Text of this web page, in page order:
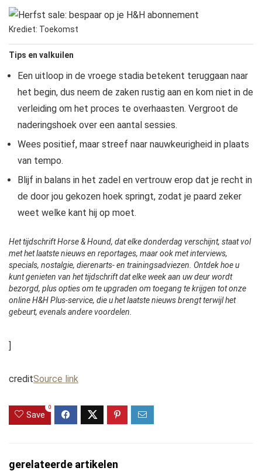
Krediet: Toekomst
Tips en valkuilen
Een uitloop in de vroege stadia betekent teruggaan naar
het begin, dus neem de zaken rustig aan en kom niet in de
verleiding om het proces te overhaasten. Vergroot de
naderingshoek over een aantal sessies.
Wees positief, maar streef naar nauwkeurigheid in plaats
van tempo.
Blijf in balans in het zadel en vertrouw erop dat je recht in
de door jou gekozen hoek springt, zodat je paard zeker
weet welke kant hij op moet.
Het tijdschrift Horse & Hound, dat elke donderdag verschijnt, staat vol
met het laatste nieuws en reportages, maar ook met interviews,
specials, nostalgie, dierenarts- en trainingsadviezen. Ontdek hoe u
kunt genieten van het tijdschrift dat elke week aan uw deur wordt
bezorgd, plus opties om te upgraden om toegang te krijgen tot onze
online H&H Plus-service, die u het laatste nieuws brengt terwijl het
gebeurt, evenals andere voordelen.
]
creditSource link
Save
0
gerelateerde artikelen